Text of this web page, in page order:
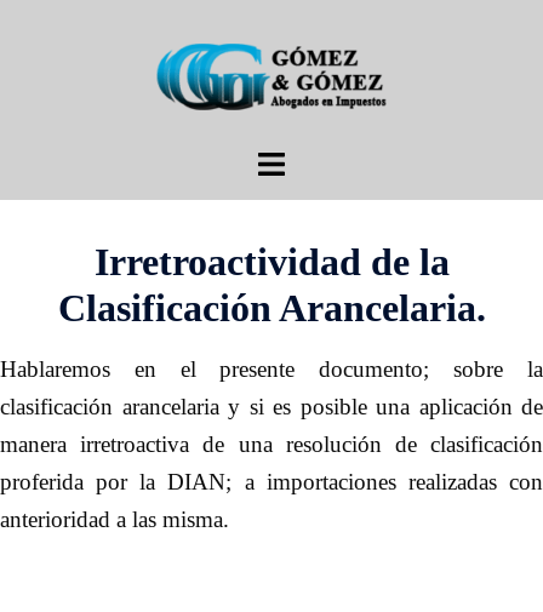
Alternar
Irretroactividad de la
Clasificación Arancelaria.
Hablaremos en el presente documento; sobre la
clasificación arancelaria y si es posible una aplicación de
manera irretroactiva de una resolución de clasificación
proferida por la DIAN; a importaciones realizadas con
anterioridad a las misma.